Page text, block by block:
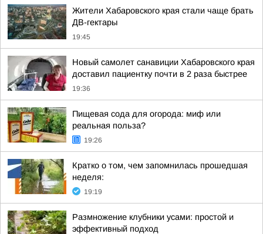
Жители Хабаровского края стали чаще брать
ДВ-гектары
19:45
Новый самолет санавиции Хабаровского края
доставил пациентку почти в 2 раза быстрее
19:36
Пищевая сода для огорода: миф или
реальная польза?
19:26
Кратко о том, чем запомнилась прошедшая
неделя:
19:19
Размножение клубники усами: простой и
эффективный подход